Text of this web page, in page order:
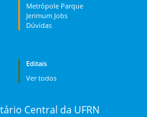
Metrópole Parque
Jerimum Jobs
Dúvidas
Editais
Ver todos
Central da UFRN